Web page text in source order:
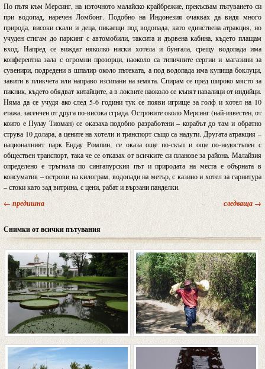
По пътя към Мерсинг, на източното малайско крайбрежие, прекъсвам пътуването си
при водопад, наречен Ломбонг. Подобно на Индонезия очаквах да видя много
природа, високи скали и деца, пикаещи под водопада, като единствена атракция, но
учуден стигам до паркинг с автомобили, таксита и дървена кабина, където плащам
вход. Напред се виждат няколко ниски хотела и бунгала, срещу водопада има
конферентна зала с огромни прозорци, наоколо са типичните сергии и магазини за
сувенири, подредени в шпалир около пътеката, а под водопада има купища боклуци,
завити в пликчета или направо изсипани на земята. Спирам се пред широко място за
пикник, където обядват китайците, а в локвите наоколо се къпят навалици от индийци.
Няма да се учудя ако след 5-6 години тук се появи игрище за голф и хотел на 10
етажа, засенчен от друга по-висока сграда. Островите около Мерсинг (най-известен, от
които е Пулау Тиоман) се оказаха подобно разработени – корабът до там и обратно
струва 10 долара, а цените на хотели и транспорт също са надути. Другата атракция –
националният парк Ендау Ромпин, се оказа още по-скъп и още по-недостъпен с
обществен транспорт, така че се отказах от всичките си планове за района. Малайзия
определено е тръгнала по сингапурския път и природата на места е обърната в
консуматив – острови на килограм, водопади на метър, с казино и хотел за гарнитура
– стоки като зад витрина, с цени, рабат и вързани панделки.
← предишна следваща →
Снимки от всички пътувания